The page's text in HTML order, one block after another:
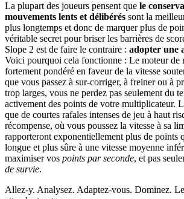
La plupart des joueurs pensent que le
mouvements lents et délibérés sont la
plus longtemps et donc de marquer plus de
véritable secret pour briser les barrières de
Slope 2 est de faire le contraire : adopter une
Voici pourquoi cela fonctionne : Le moteur de
fortement pondéré en faveur de la vitesse
que vous passez à sur-corriger, à freiner ou à
trop larges, vous ne perdez pas seulement du
activement des points de votre multiplicateur.
que de courtes rafales intenses de jeu à haut
récompense, où vous poussez la vitesse à sa
rapporteront exponentiellement plus de points
longue et plus sûre à une vitesse moyenne
maximiser vos points par seconde, et pas
de survie.
Allez-y. Analysez. Adaptez-vous. Dominez.